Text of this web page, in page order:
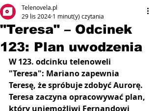
"Teresa" – Odcinek
123: Plan uwodzenia
Telenovela.pl
29 lis 2024 1 minut(y) czytania
W 123. odcinku telenoweli
"Teresa": Mariano zapewnia
Teresę, że spróbuje zdobyć Aurorę.
Teresa zaczyna opracowywać plan,
który uniemożliwi Fernandowi